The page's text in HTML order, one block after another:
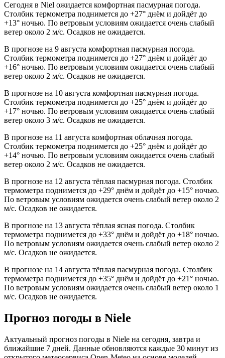
Сегодня в Niel ожидается комфортная пасмурная погода.
Столбик термометра поднимется до +27° днём и дойдёт до
+13° ночью. По ветровым условиям ожидается очень слабый
ветер около 2 м/с. Осадков не ожидается.
В прогнозе на 9 августа комфортная пасмурная погода.
Столбик термометра поднимется до +27° днём и дойдёт до
+16° ночью. По ветровым условиям ожидается очень слабый
ветер около 2 м/с. Осадков не ожидается.
В прогнозе на 10 августа комфортная пасмурная погода.
Столбик термометра поднимется до +25° днём и дойдёт до
+17° ночью. По ветровым условиям ожидается очень слабый
ветер около 3 м/с. Осадков не ожидается.
В прогнозе на 11 августа комфортная облачная погода.
Столбик термометра поднимется до +25° днём и дойдёт до
+14° ночью. По ветровым условиям ожидается очень слабый
ветер около 2 м/с. Осадков не ожидается.
В прогнозе на 12 августа тёплая пасмурная погода. Столбик
термометра поднимется до +29° днём и дойдёт до +15° ночью.
По ветровым условиям ожидается очень слабый ветер около 2
м/с. Осадков не ожидается.
В прогнозе на 13 августа тёплая ясная погода. Столбик
термометра поднимется до +33° днём и дойдёт до +18° ночью.
По ветровым условиям ожидается очень слабый ветер около 2
м/с. Осадков не ожидается.
В прогнозе на 14 августа тёплая пасмурная погода. Столбик
термометра поднимется до +35° днём и дойдёт до +21° ночью.
По ветровым условиям ожидается очень слабый ветер около 1
м/с. Осадков не ожидается.
Прогноз погоды в Nielе
Актуальный прогноз погоды в Nielе на сегодня, завтра и
ближайшие 7 дней. Данные обновляются каждые 30 минут из